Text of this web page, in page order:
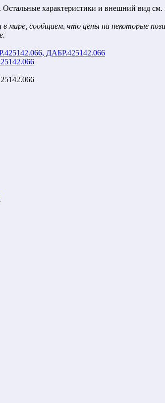
характеристики и внешний вид
мире, сообщаем, что цены на некоторые